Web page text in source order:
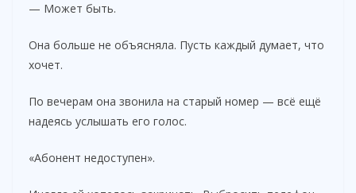
— Может быть.
Она больше не объясняла. Пусть каждый думает, что
хочет.
По вечерам она звонила на старый номер — всё ещё
надеясь услышать его голос.
«Абонент недоступен».